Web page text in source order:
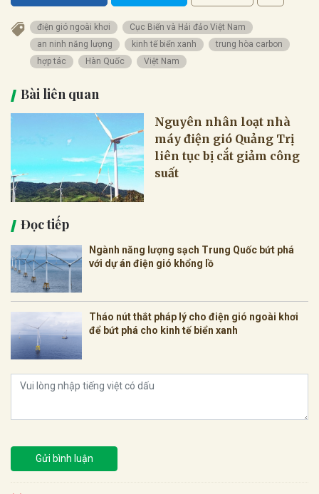
điện gió ngoài khơi
Cục Biển và Hải đảo Việt Nam
an ninh năng lượng
kinh tế biển xanh
trung hòa carbon
hợp tác
Hàn Quốc Việt Nam
Bài liên quan
Nguyên nhân loạt nhà
máy điện gió Quảng Trị
liên tục bị cắt giảm công
suất
Đọc tiếp
Ngành năng lượng sạch Trung Quốc bứt phá
với dự án điện gió khổng lồ
Tháo nút thắt pháp lý cho điện gió ngoài khơi
để bứt phá cho kinh tế biển xanh
Gửi bình luận